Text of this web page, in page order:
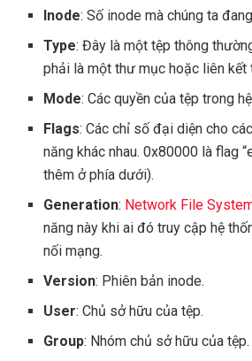
Inode: Số inode mà chúng ta
Type: Đây là một tệp thông
phải là một thư mục hoặc liên kết
Mode: Các quyền của tệp trong
Flags: Các chỉ số đại diện cho
năng khác nhau. 0x80000 là flag
thêm ở phía dưới).
Generation: Network File
năng này khi ai đó truy cập hệ
nối mạng.
Version: Phiên bản inode.
User: Chủ sở hữu của tệp.
Group: Nhóm chủ sở hữu của tệp.